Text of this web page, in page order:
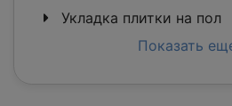
Укладка плитки на пол
Показать